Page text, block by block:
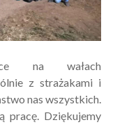
na wałach
z strażakami i
nas wszystkich.
pracę. Dziękujemy